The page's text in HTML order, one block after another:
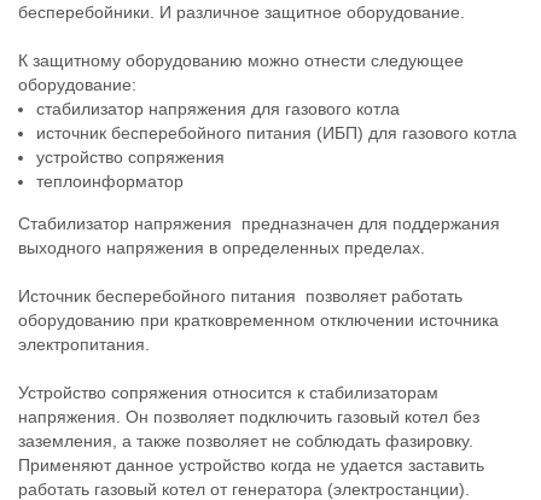
бесперебойники. И различное защитное оборудование
К защитному оборудованию можно отнести следующее
оборудование:
стабилизатор напряжения для газового котла
источник бесперебойного питания (ИБП) для газового котла
устройство сопряжения
теплоинформатор
Стабилизатор напряжения предназначен для поддержания
выходного напряжения в определенных пределах
Источник бесперебойного питания позволяет работать
оборудованию при кратковременном отключении источника
электропитания
Устройство сопряжения относится к стабилизаторам
напряжения Он позволяет подключить газовый котел без
заземления а также позволяет не соблюдать фазировку.
Применяют данное устройство когда не удается заставить
работать газовый котел от генератора (электростанции).